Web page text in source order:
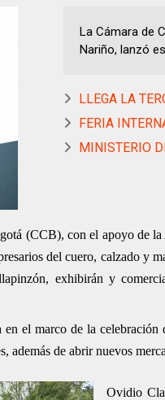
La Cámara de
Nariño, lanzó
LLEGA LA
FERIA
MINISTERIO
(CCB), con el apoyo de
del cuero, calzado y
exhibirán y
el marco de la
además de abrir nuevos
Ovidio